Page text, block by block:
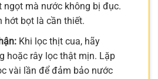
ngọt mà nước không bị đục.
hớt bọt là cần thiết.
Khi lọc thịt cua, hãy
hoặc rây lọc thật mịn. Lặp
vài lần để đảm bảo nước